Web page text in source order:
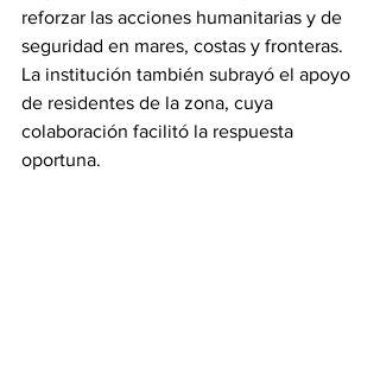
reforzar las acciones humanitarias y de
seguridad en mares, costas y fronteras.
La institución también subrayó el apoyo
de residentes de la zona, cuya
colaboración facilitó la respuesta
oportuna.